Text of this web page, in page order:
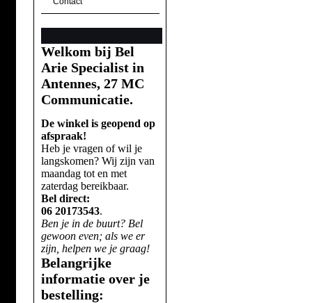
Welkom bij Bel
Arie Specialist in
Antennes, 27 MC
Communicatie.
De winkel is geopend op
afspraak!
Heb je vragen of wil je
langskomen? Wij zijn van
maandag tot en met
zaterdag bereikbaar.
Bel direct:
06 20173543.
Ben je in de buurt? Bel
gewoon even; als we er
zijn, helpen we je graag!
Belangrijke
informatie over je
bestelling: